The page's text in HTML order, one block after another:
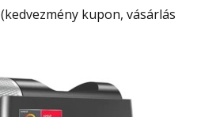
(kedvezmény kupon, vásárlás